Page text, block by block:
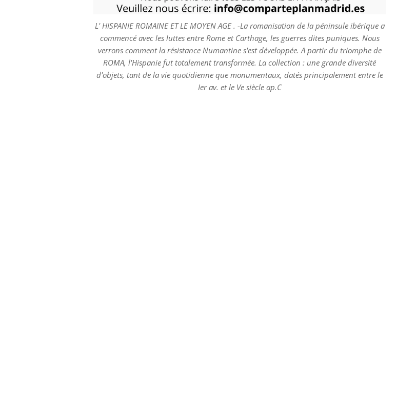
L' HISPANIE ROMAINE ET LE MOYEN AGE . -La romanisation de la péninsule ibérique a
commencé avec les luttes entre Rome et Carthage, les guerres dites puniques. Nous
verrons comment la résistance Numantine s'est développée. A partir du triomphe de
ROMA, l'Hispanie fut totalement transformée. La collection : une grande diversité
d'objets, tant de la vie quotidienne que monumentaux, datés principalement entre le
Ier av. et le Ve siècle ap.C
pouvos faire tous les TOURS EN FRANÇAIS.- B) L' HISPANIE ROMAINE ET LE MOYEN AGE
. -La romanisation de la péninsule ibérique a commencé avec les luttes entre Rome et
Carthage, les guerres dites puniques. Nous verrons comment la résistance Numantine
s'est développée. A partir de ce triomphe, l'Hispanie fut totalement transformée. La
collection est constituée d'une grande diversité d'objets, tant de la vie quotidienne que
monumentaux, datés principalement entre le Ier et le Ve siècle av. dynasties régnantes
les plus importantes de l'Empire romain (Julio-Claudios, Flavios, Antoninos ou Severos).
Sont également incluses quelques pièces exceptionnelles d'Italie, telles que des